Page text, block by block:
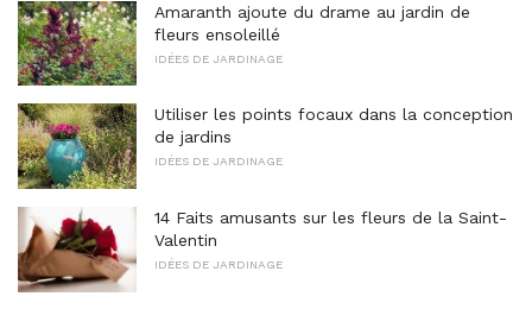
Amaranth ajoute du drame au jardin de
fleurs ensoleillé
IDÉES DE JARDINAGE
Utiliser les points focaux dans la conception
de jardins
IDÉES DE JARDINAGE
14 Faits amusants sur les fleurs de la Saint-
Valentin
IDÉES DE JARDINAGE